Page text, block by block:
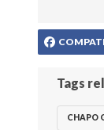
Tags
CHAPO